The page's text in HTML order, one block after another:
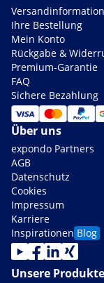
Ihre Bestellung
Mein Konto
Rückgabe &
Premium-Garantie
FAQ
Sichere Bezahlung
Über uns
expondo Partners
AGB
Datenschutz
Cookies
Impressum
Karriere
Inspirationen Blog
Unsere Produkte